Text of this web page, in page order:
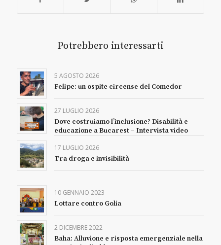
Potrebbero interessarti
5 AGOSTO 2026
Felipe: un ospite circense del Comedor
27 LUGLIO 2026
Dove costruiamo l’inclusione? Disabilità e
educazione a Bucarest – Intervista video
17 LUGLIO 2026
Tra droga e invisibilità
10 GENNAIO 2023
Lottare contro Golia
2 DICEMBRE 2022
Baha: Alluvione e risposta emergenziale nella